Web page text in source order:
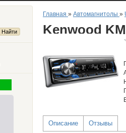
Главная » Автомагнитолы »
Kenwood
Описание Отзывы